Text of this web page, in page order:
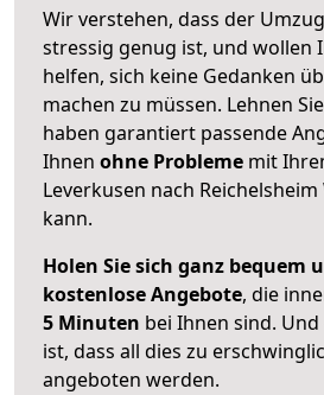
Wir verstehen, dass der
stressig genug ist, und wollen
helfen, sich keine Gedanken
machen zu müssen. Lehnen
haben garantiert passende
Ihnen ohne Probleme mit
Leverkusen nach
kann.
Holen Sie sich ganz bequem
kostenlose Angebote, die
5 Minuten bei Ihnen sind.
ist, dass all dies zu
angeboten werden.